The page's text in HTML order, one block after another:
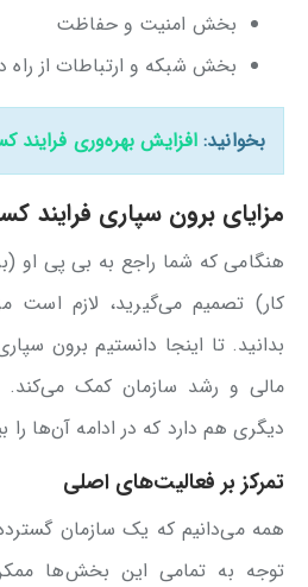
بخش امنیت و حفاظت
بخش شبکه و ارتباطات از راه
بخوانید: افزایش بهره‌وری فرایند
مزایای برون سپاری
هنگامی که شما راجع به بی پی او
کار) تصمیم می‌گیرید، لازم است
بدانید. تا اینجا دانستیم برون
دیگری هم دارد که در ادامه آن‌ها را
تمرکز بر فعالیت‌های اصلی
همه می‌دانیم که یک سازمان
توجه به تمامی این بخش‌ها